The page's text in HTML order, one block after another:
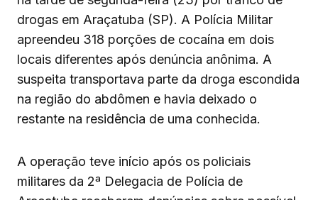
drogas em Araçatuba (SP). A Polícia Militar
apreendeu 318 porções de cocaína em dois
locais diferentes após denúncia anônima. A
suspeita transportava parte da droga escondida
na região do abdômen e havia deixado o
restante na residência de uma conhecida.
A operação teve início após os policiais
militares da 2ª Delegacia de Polícia de